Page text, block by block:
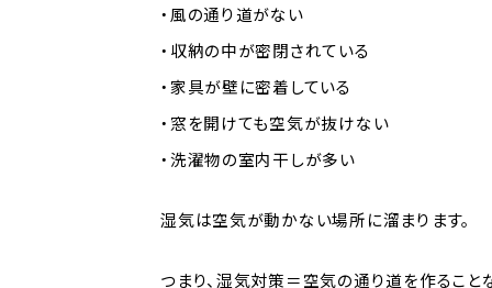
・風の通り道がない
・収納の中が密閉されている
・家具が壁に密着している
・窓を開けても空気が抜けない
・洗濯物の室内干しが多い
湿気は空気が動かない場所に溜まります。
つまり、湿気対策＝空気の通り道を作ること